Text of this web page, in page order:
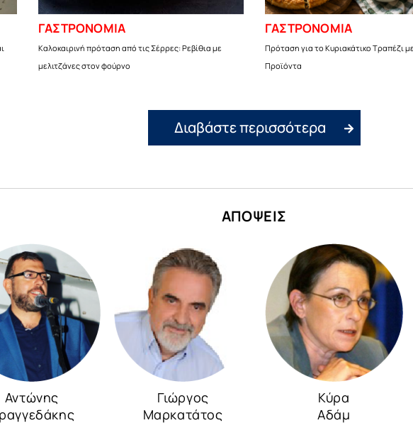
ΓΑΣΤΡΟΝΟΜΙΑ
Καλοκαιρινή πρόταση από τις Σέρρες: Ρεβίθια με
μελιτζάνες στον φούρνο
ΓΑΣΤΡΟΝΟΜΙΑ
Πρόταση για το Κυριακάτικο Τραπέζι
Προϊόντα
Διαβάστε περισσότερα
ΑΠΟΨΕΙΣ
Αντώνης
Γιώργος
Μαρκατάτος
Κύρα
Αδάμ